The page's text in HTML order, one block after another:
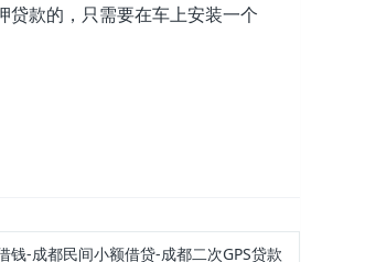
款的，只需要在车上安装一个
钱-成都民间小额借贷-成都二次GPS贷款